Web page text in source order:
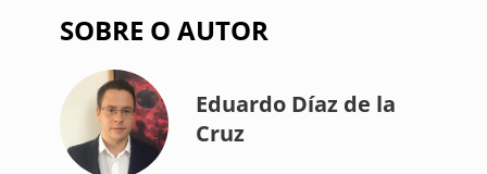
SOBRE O AUTOR
Eduardo Díaz de la
Cruz